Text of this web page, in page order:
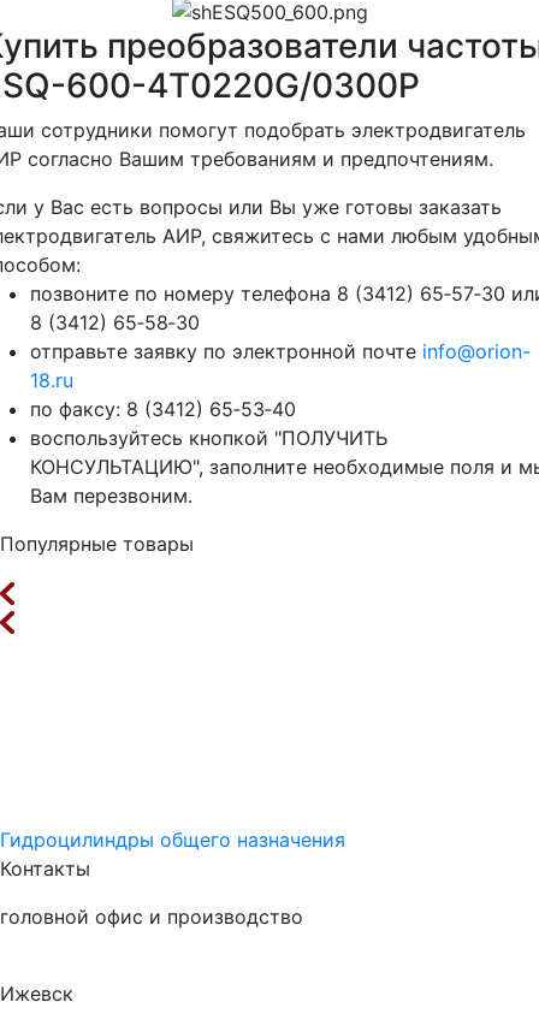
преобразователи
600-4T0220G/0300P
сотрудники помогут подобрать электродвигатель
согласно Вашим требованиям и предпочтениям.
у Вас есть вопросы или Вы уже готовы заказать
АИР, свяжитесь с нами любым
позвоните по номеру телефона 8 (3412) 65‑57‑30
8 (3412) 65‑58‑30
отправьте заявку по электронной почте info@orion-
18.ru
по факсу: 8 (3412) 65‑53‑40
воспользуйтесь кнопкой "ПОЛУЧИТЬ
КОНСУЛЬТАЦИЮ", заполните необходимые поля и
Вам перезвоним.
Популярные товары
Гидроцилиндры общего назначения
Контакты
головной офис и производство
Ижевск